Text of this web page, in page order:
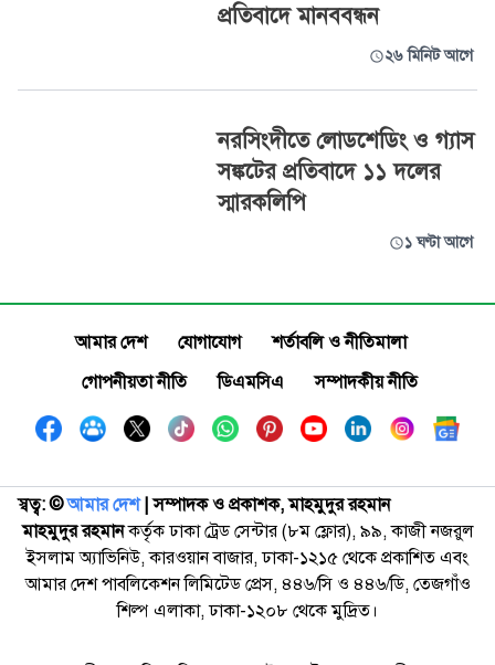
প্রতিবাদে মানববন্ধন
২৬ মিনিট আগে
নরসিংদীতে লোডশেডিং ও গ্যাস
সঙ্কটের প্রতিবাদে ১১ দলের
স্মারকলিপি
১ ঘণ্টা আগে
আমার দেশ যোগাযোগ
শর্তাবলি ও নীতিমালা
গোপনীয়তা নীতি
ডিএমসিএ সম্পাদকীয় নীতি
স্বত্ব: ©️আমার দেশ| সম্পাদক ও প্রকাশক, মাহমুদুর রহমান
মাহমুদুর রহমানকর্তৃক ঢাকা ট্রেড সেন্টার (৮ম ফ্লোর), ৯৯, কাজী নজরুল
ইসলাম অ্যাভিনিউ, কারওয়ান বাজার, ঢাকা-১২১৫ থেকে প্রকাশিত এবং
আমার দেশ পাবলিকেশন লিমিটেড প্রেস, ৪৪৬/সি ও ৪৪৬/ডি, তেজগাঁও
শিল্প এলাকা, ঢাকা-১২০৮ থেকে মুদ্রিত।